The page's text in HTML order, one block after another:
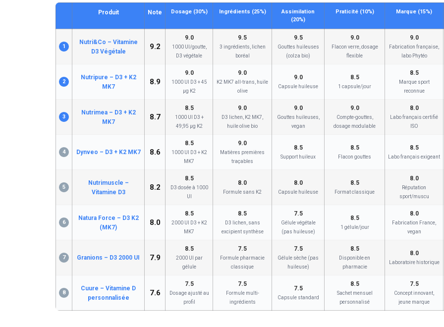
Produit Note Dosage (30%) Ingrédients (25%)
Assimilation
(20%)
Praticité (10%) Marque (15%)
1
Nutri&Co – Vitamine
D3 Végétale
9.2
9.0
1000 UI/goutte,
D3 végétale
9.5
3 ingrédients, lichen
boréal
9.5
Gouttes huileuses
(colza bio)
9.0
Flacon verre, dosage
flexible
9.0
Fabrication française,
labo Phytéo
2
Nutripure – D3 + K2
MK7
8.9
9.0
1000 UI D3 + 45
µg K2
9.0
K2 MK7 all-trans, huile
olive
9.0
Capsule huileuse
8.5
1 capsule/jour
8.5
Marque sport
reconnue
3
Nutrimea – D3 + K2
MK7
8.7
8.5
1000 UI D3 +
49,95 µg K2
9.0
D3 lichen, K2 MK7,
huile olive bio
9.0
Gouttes huileuses,
vegan
9.0
Compte-gouttes,
dosage modulable
8.0
Labo français certifié
ISO
4 Dynveo – D3 + K2 MK7 8.6
8.5
1000 UI D3 + K2
MK7
9.0
Matières premières
traçables
8.5
Support huileux
8.5
Flacon gouttes
8.5
Labo français exigeant
5
Nutrimuscle –
Vitamine D3
8.2
8.5
D3 dosée à 1000
UI
8.0
Formule sans K2
8.0
Capsule huileuse
8.5
Format classique
8.0
Réputation
sport/muscu
6
Natura Force – D3 K2
(MK7)
8.0
8.5
2000 UI D3 + K2
MK7
8.5
D3 lichen, sans
excipient synthèse
7.5
Gélule végétale
(pas huileuse)
8.5
1 gélule/jour
8.0
Fabrication France,
vegan
7 Granions – D3 2000 UI 7.9
8.5
2000 UI par
gélule
7.5
Formule pharmacie
classique
7.5
Gélule sèche (pas
huileuse)
8.5
Disponible en
pharmacie
8.0
Laboratoire historique
8
Cuure – Vitamine D
personnalisée
7.6
7.5
Dosage ajusté au
profil
7.5
Formule multi-
ingrédients
7.5
Capsule standard
8.5
Sachet mensuel
personnalisé
7.5
Concept innovant,
jeune marque